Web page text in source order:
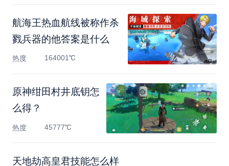
航海王热血航线被称作杀
戮兵器的他答案是什么
热度 164001℃
原神绀田村井底钥怎
么得？
热度 45777℃
天地劫高皇君技能怎么样